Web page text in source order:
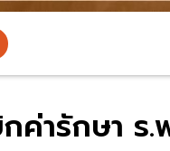
ค่ารักษา ร.